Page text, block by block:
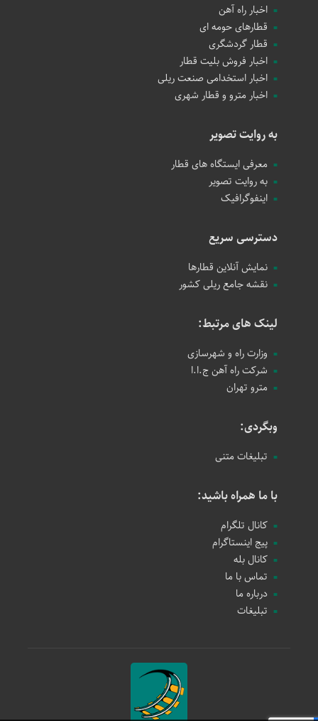
اخبار راه آهن
قطارهای حومه ای
قطار گردشگری
اخبار فروش بلیت قطار
اخبار استخدامی صنعت ریلی
اخبار مترو و قطار شهری
به روایت تصویر
معرفی ایستگاه های قطار
به روایت تصویر
اینفوگرافیک
دسترسی سریع
نمایش آنلاین قطارها
نقشه جامع ریلی کشور
لینک های مرتبط:
وزارت راه و شهرسازی
شرکت راه آهن ج.ا.ا
مترو تهران
وبگردی:
تبلیغات متنی
با ما همراه باشید:
کانال تلگرام
پیج اینستاگرام
کانال بله
تماس با ما
درباره ما
تبلیغات